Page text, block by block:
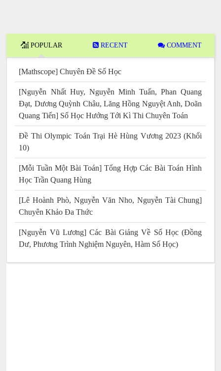
POPULAR RECENT COMMENT
[Mathscope] Chuyên Đề Số Học
[Nguyễn Nhất Huy, Nguyễn Minh Tuấn, Phan Quang
Đạt, Dương Quỳnh Châu, Lăng Hồng Nguyệt Anh, Doãn
Quang Tiến] Số Học Hướng Tới Kì Thi Chuyên Toán
Đề Thi Olympic Toán Trại Hè Hùng Vương 2023 (Khối
10)
[Mỗi Tuần Một Bài Toán] Tổng Hợp Các Bài Toán Hình
Học Trần Quang Hùng
[Lê Hoành Phò, Nguyễn Văn Nho, Nguyễn Tài Chung]
Chuyên Khảo Đa Thức
[Nguyễn Vũ Lương] Các Bài Giảng Về Số Học (Đồng
Dư, Phương Trình Nghiệm Nguyên, Hàm Số Học)